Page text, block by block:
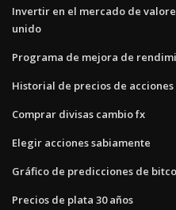
Invertir en el mercado de
unido
Programa de mejora de
Historial de precios de
Comprar divisas cambio fx
Elegir acciones sabiamente
Gráfico de predicciones de
Precios de plata 30 años